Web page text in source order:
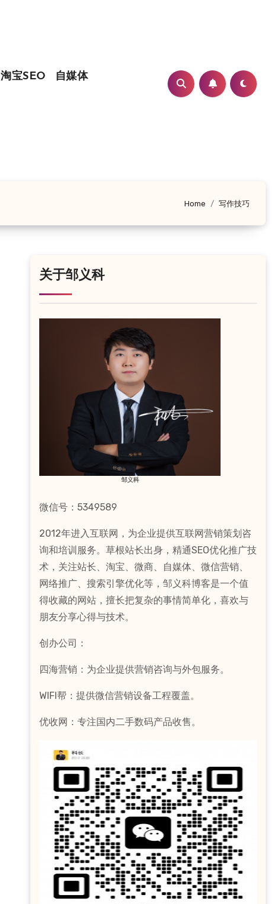
淘宝SEO
自媒体
Home 写作技巧
关于邹义科
邹义科
微信号：5349589
2012年进入互联网，为企业提供互联网营销策划咨
询和培训服务。草根站长出身，精通SEO优化推广技
术，关注站长、淘宝、微商、自媒体、微信营销、
网络推广、搜索引擎优化等，邹义科博客是一个值
得收藏的网站，擅长把复杂的事情简单化，喜欢与
朋友分享心得与技术。
创办公司：
四海营销：为企业提供营销咨询与外包服务。
WIFI帮：提供微信营销设备工程覆盖。
优收网：专注国内二手数码产品收售。